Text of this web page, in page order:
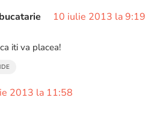
10 iulie 2013 la 9:19
iti va placea!
2013 la 11:58